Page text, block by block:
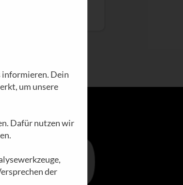
informieren. Dein
um unsere
Dafür nutzen wir
der